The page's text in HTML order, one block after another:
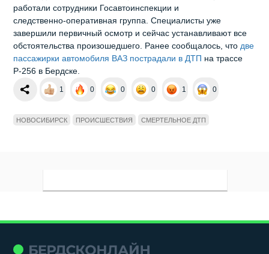
работали сотрудники Госавтоинспекции и
следственно‑оперативная группа. Специалисты уже
завершили первичный осмотр и сейчас устанавливают все
обстоятельства произошедшего. Ранее сообщалось, чтодве
пассажирки автомобиля ВАЗ пострадали в ДТП на трассе
Р-256 в Бердске.
1 0 0 0 1 0
НОВОСИБИРСК ПРОИСШЕСТВИЯ СМЕРТЕЛЬНОЕ ДТП